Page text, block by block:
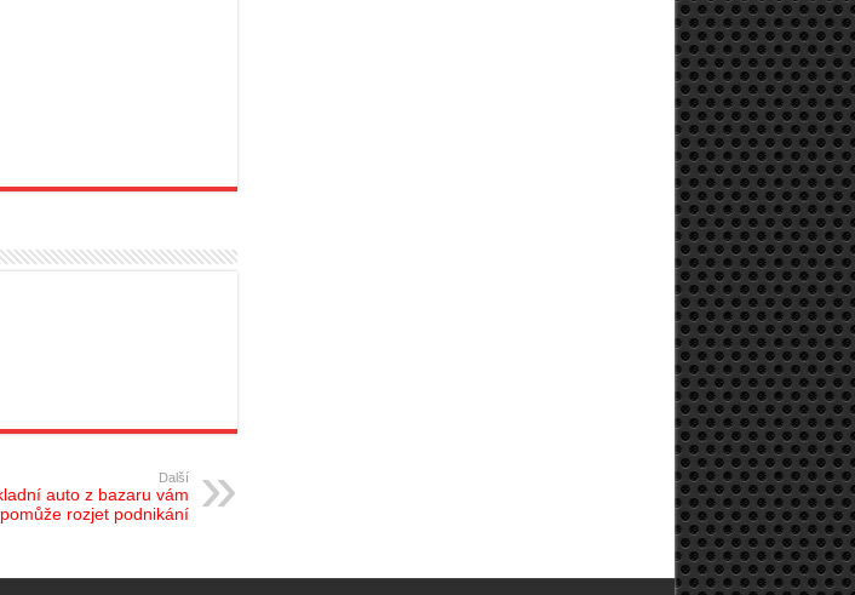
Další
auto z bazaru vám
pomůže rozjet podnikání